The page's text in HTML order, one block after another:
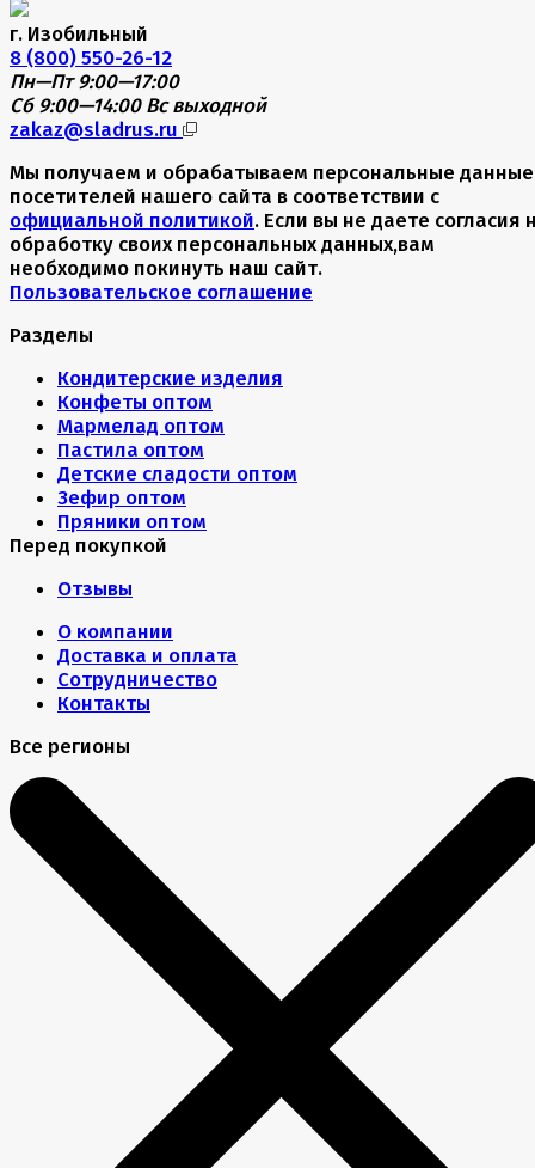
г. Изобильный
8 (800) 550-26-12
Пн—Пт 9:00—17:00
Сб 9:00—14:00 Вс выходной
zakaz@sladrus.ru
Мы получаем и обрабатываем персональные данные
посетителей нашего сайта в соответствии с
официальной политикой. Если вы не даете согласия
обработку своих персональных данных,вам
необходимо покинуть наш сайт.
Пользовательское соглашение
Разделы
Кондитерские изделия
Конфеты оптом
Мармелад оптом
Пастила оптом
Детские сладости оптом
Зефир оптом
Пряники оптом
Перед покупкой
Отзывы
О компании
Доставка и оплата
Сотрудничество
Контакты
Все регионы